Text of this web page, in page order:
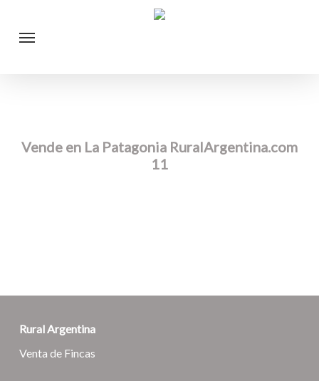
Menu
Vende en La Patagonia RuralArgentina.com
11
Rural Argentina
Venta de Fincas